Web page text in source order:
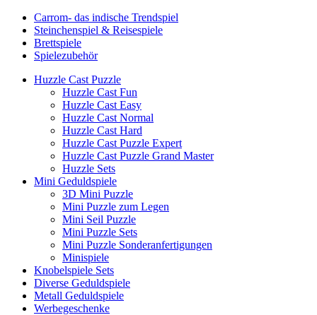
Carrom- das indische Trendspiel
Steinchenspiel & Reisespiele
Brettspiele
Spielezubehör
Huzzle Cast Puzzle
Huzzle Cast Fun
Huzzle Cast Easy
Huzzle Cast Normal
Huzzle Cast Hard
Huzzle Cast Puzzle Expert
Huzzle Cast Puzzle Grand Master
Huzzle Sets
Mini Geduldspiele
3D Mini Puzzle
Mini Puzzle zum Legen
Mini Seil Puzzle
Mini Puzzle Sets
Mini Puzzle Sonderanfertigungen
Minispiele
Knobelspiele Sets
Diverse Geduldspiele
Metall Geduldspiele
Werbegeschenke